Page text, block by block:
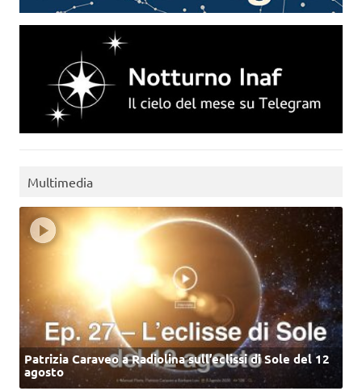
Multimedia
Patrizia Caraveo a Radiolina sull’eclissi di Sole del 12
agosto